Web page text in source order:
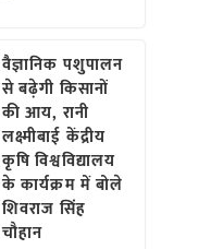
वैज्ञानिक पशुपालन
से बढ़ेगी किसानों
की आय, रानी
लक्ष्मीबाई केंद्रीय
कृषि विश्वविद्यालय
के कार्यक्रम में बोले
शिवराज सिंह
चौहान